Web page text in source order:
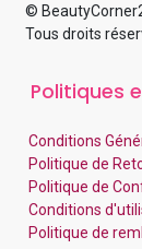
©
Tous droits
Politiques
Conditions
Politique de
Politique de
Conditions
Politique de